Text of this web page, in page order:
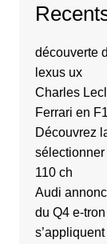
découverte
lexus ux
Charles
Ferrari en F1
Découvrez
110 ch
Audi
du Q4 e-
s’appliquent